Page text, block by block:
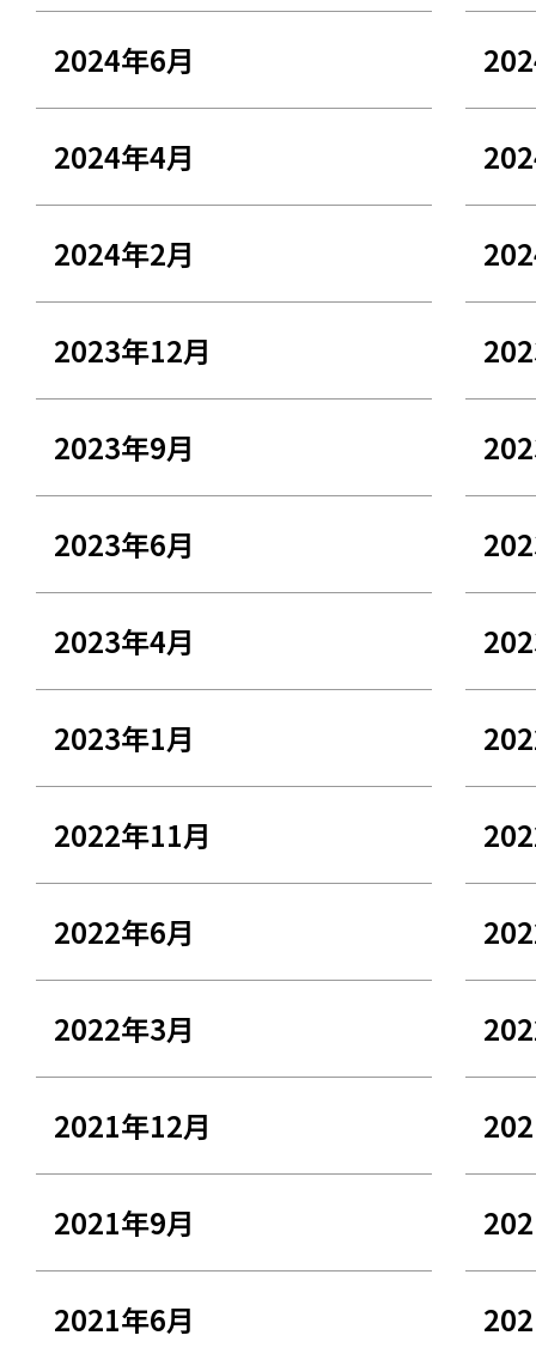
2024年6月
2024年4月
2024年2月
2023年12月
2023年9月
2023年6月
2023年4月
2023年1月
2022年11月
2022年6月
2022年3月
2021年12月
2021年9月
2021年6月